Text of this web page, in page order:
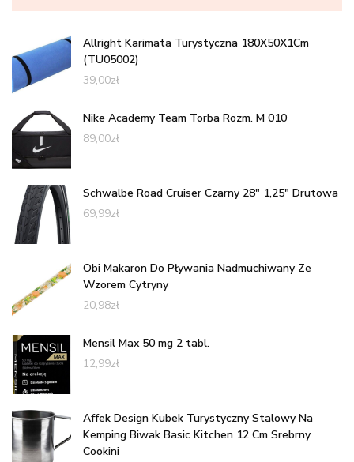
Allright Karimata Turystyczna 180X50X1Cm
(TU05002)
39,00zł
Nike Academy Team Torba Rozm. M 010
89,00zł
Schwalbe Road Cruiser Czarny 28" 1,25" Drutowa
69,99zł
Obi Makaron Do Pływania Nadmuchiwany Ze
Wzorem Cytryny
20,98zł
Mensil Max 50 mg 2 tabl.
12,99zł
Affek Design Kubek Turystyczny Stalowy Na
Kemping Biwak Basic Kitchen 12 Cm Srebrny
Cookini